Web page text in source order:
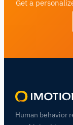
Get a
Human behavior